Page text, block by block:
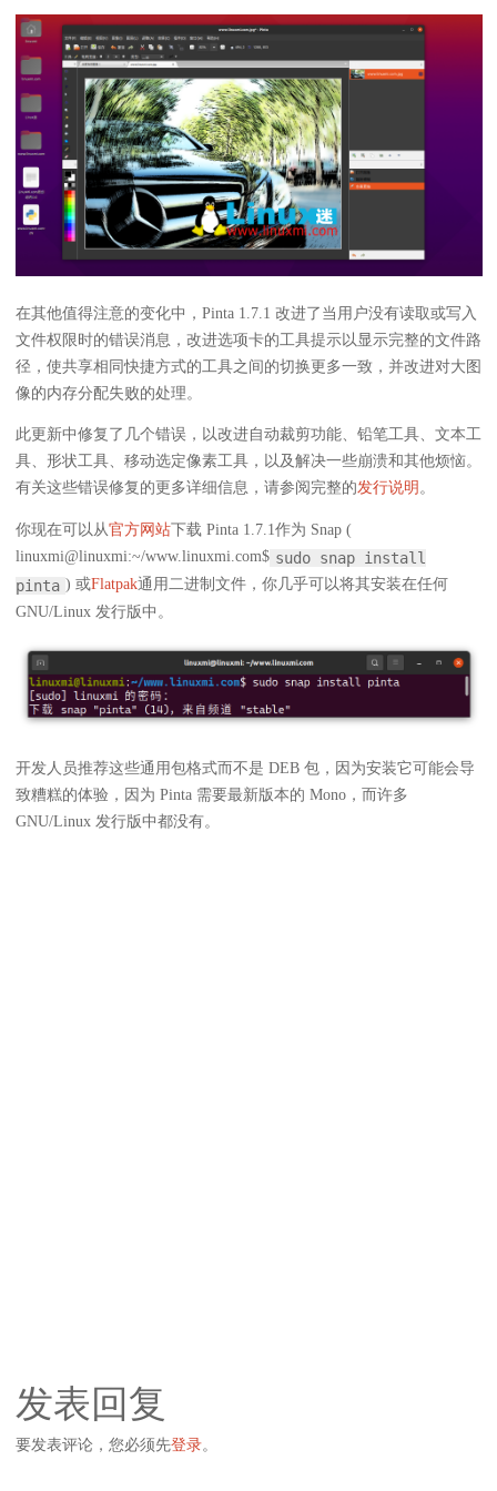
在其他值得注意的变化中，Pinta 1.7.1 改进了当用户没有读取或写入
文件权限时的错误消息，改进选项卡的工具提示以显示完整的文件路
径，使共享相同快捷方式的工具之间的切换更多一致，并改进对大图
像的内存分配失败的处理。
此更新中修复了几个错误，以改进自动裁剪功能、铅笔工具、文本工
具、形状工具、移动选定像素工具，以及解决一些崩溃和其他烦恼。
有关这些错误修复的更多详细信息，请参阅完整的发行说明 。
你现在可以从官方网站下载 Pinta 1.7.1作为 Snap (
linuxmi@linuxmi:~/www.linuxmi.com$ sudo snap install
pinta ) 或Flatpak通用二进制文件，你几乎可以将其安装在任何
GNU/Linux 发行版中。
开发人员推荐这些通用包格式而不是 DEB 包，因为安装它可能会导
致糟糕的体验，因为 Pinta 需要最新版本的 Mono，而许多
GNU/Linux 发行版中都没有。
发表回复
要发表评论，您必须先登录。